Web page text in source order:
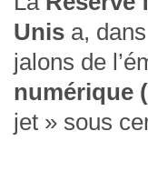
Unis a,
jalons de
numérique
jet » sous